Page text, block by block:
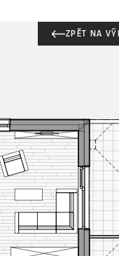
ZPĚT NA